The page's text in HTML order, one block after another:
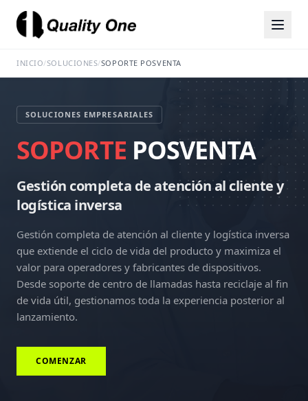
INICIO/SOLUCIONES/SOPORTE POSVENTA
SOLUCIONES EMPRESARIALES
SOPORTE POSVENTA
Gestión completa de atención al cliente y
logística inversa
Gestión completa de atención al cliente y logística inversa
que extiende el ciclo de vida del producto y maximiza el
valor para operadores y fabricantes de dispositivos.
Desde soporte de centro de llamadas hasta reciclaje al fin
de vida útil, gestionamos toda la experiencia posterior al
lanzamiento.
COMENZAR